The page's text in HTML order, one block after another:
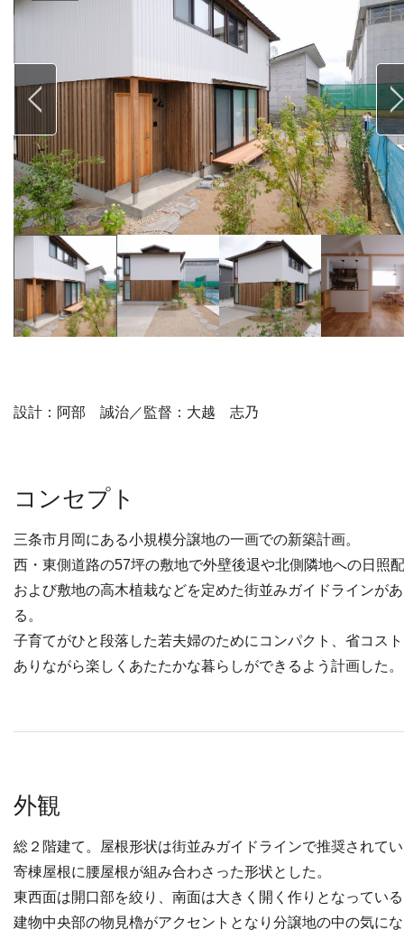
設計：阿部 誠治／監督：大越 志乃
コンセプト
三条市月岡にある小規模分譲地の一画での新築計画。
西・東側道路の57坪の敷地で外壁後退や北側隣地への日照
および敷地の高木植栽などを定めた街並みガイドラインがあ
る。
子育てがひと段落した若夫婦のためにコンパクト、省コス
ありながら楽しくあたたかな暮らしができるよう計画した。
外観
総２階建て。屋根形状は街並みガイドラインで推奨されて
寄棟屋根に腰屋根が組み合わさった形状とした。
東西面は開口部を絞り、南面は大きく開く作りとなってい
建物中央部の物見櫓がアクセントとなり分譲地の中の気に